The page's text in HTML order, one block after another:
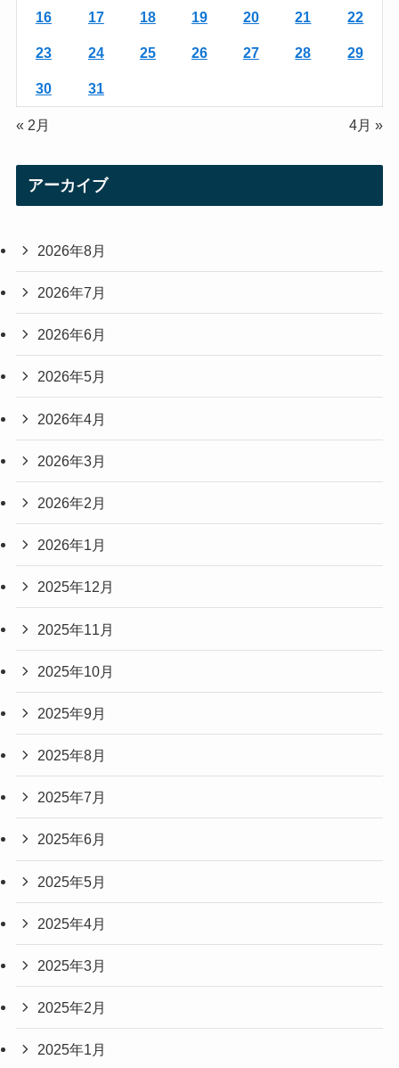
16 17 18 19 20 21 22
23 24 25 26 27 28 29
30 31
« 2月 4月 »
アーカイブ
2026年8月
2026年7月
2026年6月
2026年5月
2026年4月
2026年3月
2026年2月
2026年1月
2025年12月
2025年11月
2025年10月
2025年9月
2025年8月
2025年7月
2025年6月
2025年5月
2025年4月
2025年3月
2025年2月
2025年1月